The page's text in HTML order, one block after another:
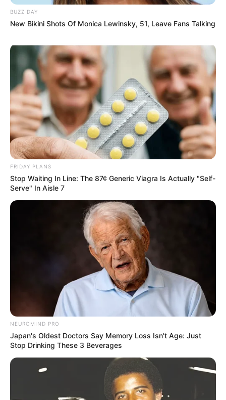
BUZZ DAY
New Bikini Shots Of Monica Lewinsky, 51, Leave Fans Talking
FRIDAY PLANS
Stop Waiting In Line: The 87¢ Generic Viagra Is Actually "Self-
Serve" In Aisle 7
NEUROMIND PRO
Japan's Oldest Doctors Say Memory Loss Isn't Age: Just
Stop Drinking These 3 Beverages